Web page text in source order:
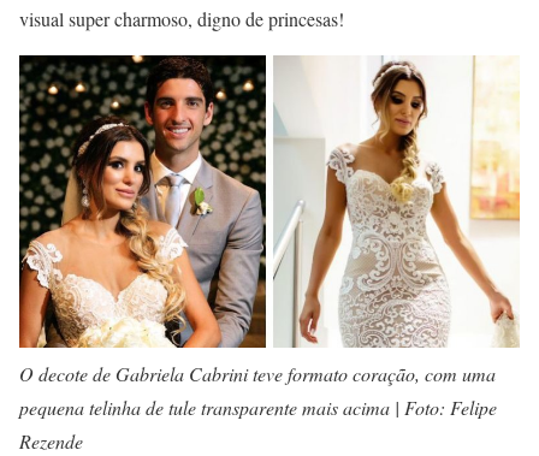
visual super charmoso, digno de princesas!
O decote de Gabriela Cabrini teve formato coração, com uma
pequena telinha de tule transparente mais acima | Foto: Felipe
Rezende